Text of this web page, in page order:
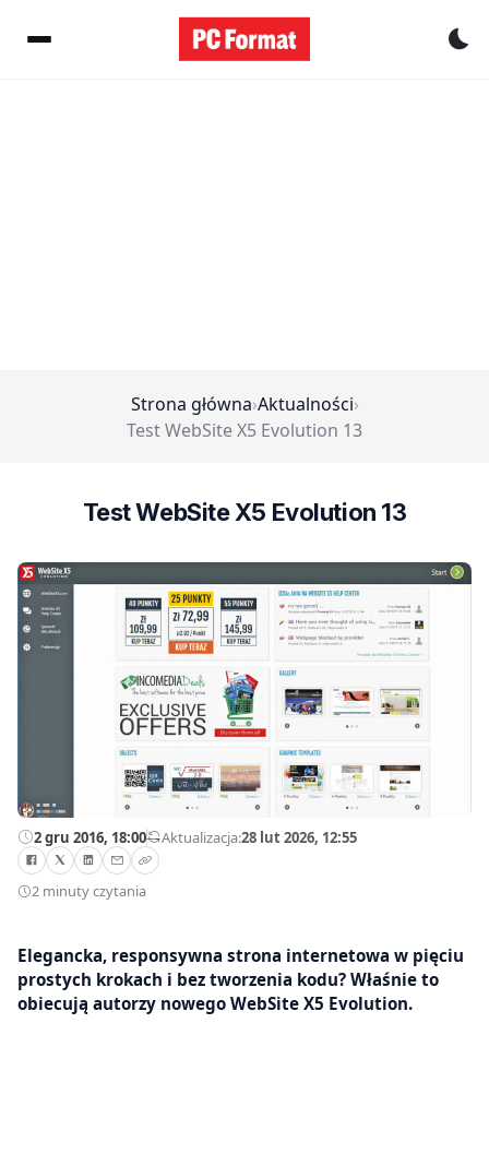
Strona główna›Aktualności›
Test WebSite X5 Evolution 13
Test WebSite X5 Evolution 13
2 gru 2016, 18:00—Aktualizacja:28 lut 2026, 12:55
2 minuty czytania
Elegancka, responsywna strona internetowa w pięciu
prostych krokach i bez tworzenia kodu? Właśnie to
obiecują autorzy nowego WebSite X5 Evolution.